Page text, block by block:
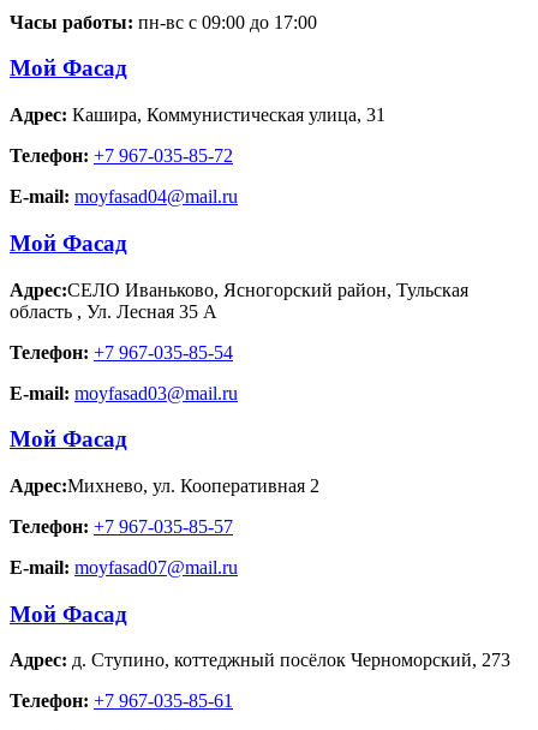
Часы работы: пн-вс с 09:00 до 17:00
Мой Фасад
Адрес: Кашира, Коммунистическая улица, 31
Телефон: +7 967-035-85-72
E-mail: moyfasad04@mail.ru
Мой Фасад
Адрес:СЕЛО Иваньково, Ясногорский район, Тульская
область , Ул. Лесная 35 А
Телефон: +7 967-035-85-54
E-mail: moyfasad03@mail.ru
Мой Фасад
Адрес:Михнево, ул. Кооперативная 2
Телефон: +7 967-035-85-57
E-mail: moyfasad07@mail.ru
Мой Фасад
Адрес: д. Ступино, коттеджный посёлок Черноморский, 273
Телефон: +7 967-035-85-61